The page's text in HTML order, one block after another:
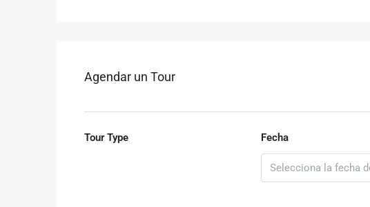
Agendar un Tour
Tour Type Fecha